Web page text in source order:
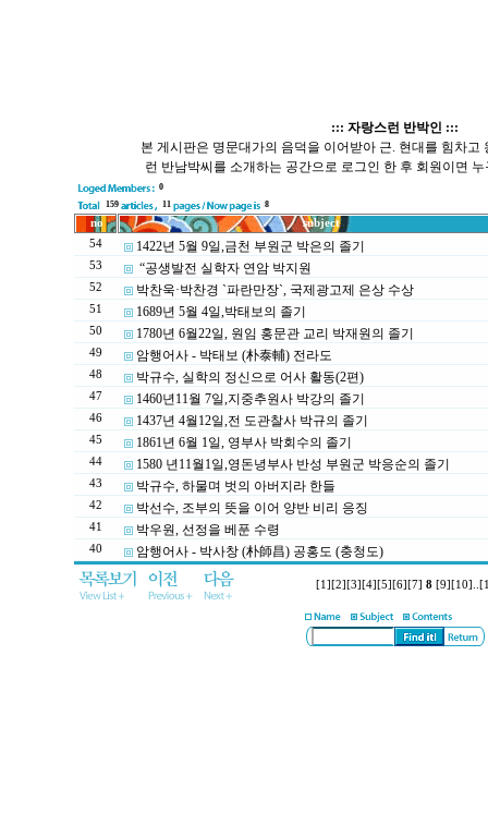
::: 자랑스런 반박인 :::
본 게시판은 명문대가의 음덕을 이어받아 근. 현대를 힘차고
런 반남박씨를 소개하는 공간으로 로그인 한 후 회원이면
0
159
11 8
no
subject
54
1422년 5월 9일,금천 부원군 박은의 졸기
53 “공생발전 실학자 연암 박지원
52 박찬욱·박찬경 `파란만장`, 국제광고제 은상 수상
51 1689년 5월 4일,박태보의 졸기
50 1780년 6월22일, 원임 홍문관 교리 박재원의 졸기
49 암행어사 - 박태보 (朴泰輔) 전라도
48 박규수, 실학의 정신으로 어사 활동(2편)
47 1460년11월 7일,지중추원사 박강의 졸기
46 1437년 4월12일,전 도관찰사 박규의 졸기
45 1861년 6월 1일, 영부사 박회수의 졸기
44 1580 년11월1일,영돈녕부사 반성 부원군 박응순의 졸기
43 박규수, 하물며 벗의 아버지라 한들
42 박선수, 조부의 뜻을 이어 양반 비리 응징
41 박우원, 선정을 베푼 수령
40 암행어사 - 박사창 (朴師昌) 공홍도 (충청도)
[1] [2] [3] [4] [5] [6] [7] 8 [9] [10]